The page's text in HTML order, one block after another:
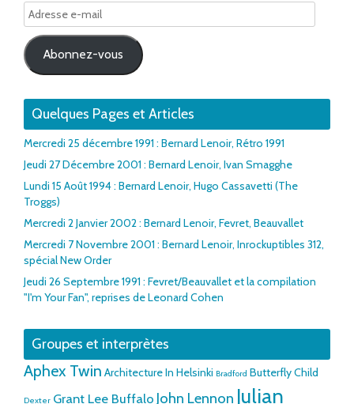
Adresse
e-
mail
Abonnez-vous
Quelques Pages et Articles
Mercredi 25 décembre 1991 : Bernard Lenoir, Rétro 1991
Jeudi 27 Décembre 2001 : Bernard Lenoir, Ivan Smagghe
Lundi 15 Août 1994 : Bernard Lenoir, Hugo Cassavetti (The
Troggs)
Mercredi 2 Janvier 2002 : Bernard Lenoir, Fevret, Beauvallet
Mercredi 7 Novembre 2001 : Bernard Lenoir, Inrockuptibles 312,
spécial New Order
Jeudi 26 Septembre 1991 : Fevret/Beauvallet et la compilation
"I'm Your Fan", reprises de Leonard Cohen
Groupes et interprètes
Aphex Twin Architecture In Helsinki Bradford Butterfly Child
Dexter Grant Lee Buffalo John Lennon Julian